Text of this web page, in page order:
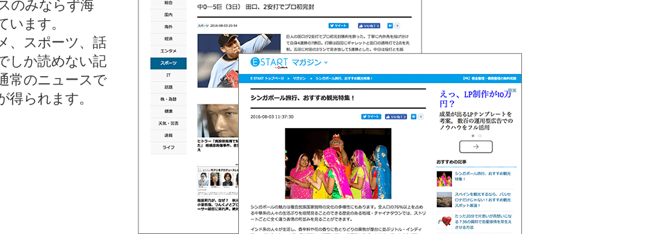
のみならず海
います。
、スポーツ、話
しか読めない記
常のニュースで
得られます。